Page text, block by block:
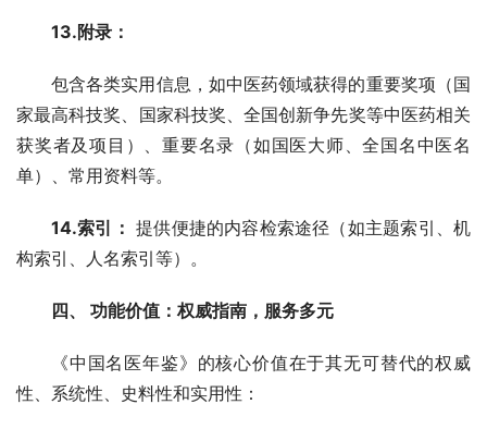
13.附录：
包含各类实用信息，如中医药领域获得的重要奖项（国
家最高科技奖、国家科技奖、全国创新争先奖等中医药相关
获奖者及项目）、重要名录（如国医大师、全国名中医名
单）、常用资料等。
14.索引： 提供便捷的内容检索途径（如主题索引、机
构索引、人名索引等）。
四、 功能价值：权威指南，服务多元
《中国名医年鉴》的核心价值在于其无可替代的权威
性、系统性、史料性和实用性：